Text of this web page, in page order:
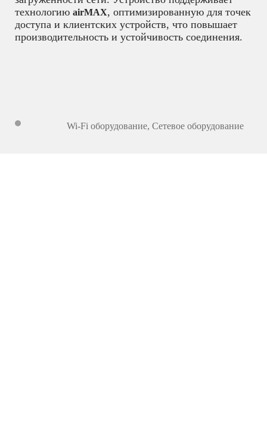
технологию airMAX, оптимизированную для точек
доступа и клиентских устройств, что повышает
производительность и устойчивость соединения.
Wi-Fi оборудование, Сетевое оборудование